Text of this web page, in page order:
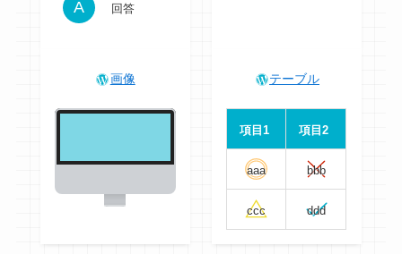
回答
画像 テーブル
項目1 項目2
aaa bbb
ccc ddd